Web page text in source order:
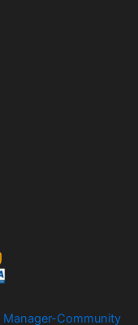
Manager-Community